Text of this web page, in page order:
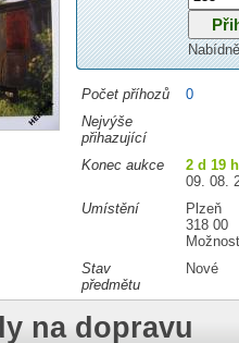
Počet příhozů
0
Nejvýše
přihazující
Konec aukce
2 d 19
09. 08.
Umístění
Plzeň
318 00
Stav
předmětu
Nové
na dopravu